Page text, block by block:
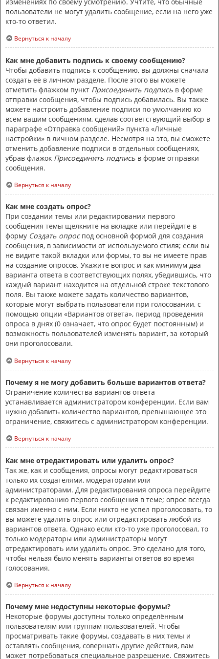
пользователи не могут удалить сообщение, если на него уже
кто-то ответил.
Вернуться к началу
Как мне добавить подпись к своему сообщению?
Чтобы добавить подпись к сообщению, вы должны сначала
создать её в личном разделе. После этого вы можете
отметить флажком пункт Присоединить подпись в форме
отправки сообщения, чтобы подпись добавилась. Вы также
можете настроить добавление подписи по умолчанию ко
всем вашим сообщениям, сделав соответствующий выбор в
параграфе «Отправка сообщений» пункта «Личные
настройки» в личном разделе. Несмотря на это, вы сможете
отменить добавление подписи в отдельных сообщениях,
убрав флажок Присоединить подпись в форме отправки
сообщения.
Вернуться к началу
Как мне создать опрос?
При создании темы или редактировании первого
сообщения темы щёлкните на вкладке или перейдите в
форму Создать опроспод основной формой для создания
сообщения, в зависимости от используемого стиля; если вы
не видите такой вкладки или формы, то вы не имеете прав
на создание опросов. Укажите вопрос и как минимум два
варианта ответа в соответствующих полях, убедившись, что
каждый вариант находится на отдельной строке текстового
поля. Вы также можете задать количество вариантов,
которые могут выбрать пользователи при голосовании, с
помощью опции «Вариантов ответа», период проведения
опроса в днях (0 означает, что опрос будет постоянным) и
возможность пользователей изменять вариант, за который
они проголосовали.
Вернуться к началу
Почему я не могу добавить больше вариантов ответа?
Ограничение количества вариантов ответа
устанавливается администратором конференции. Если вам
нужно добавить количество вариантов, превышающее это
ограничение, свяжитесь с администратором конференции.
Вернуться к началу
Как мне отредактировать или удалить опрос?
Так же, как и сообщения, опросы могут редактироваться
только их создателями, модераторами или
администраторами. Для редактирования опроса перейдите
к редактированию первого сообщения в теме; опрос всегда
связан именно с ним. Если никто не успел проголосовать, то
вы можете удалить опрос или отредактировать любой из
вариантов ответа. Однако если кто-то уже проголосовал, то
только модераторы или администраторы могут
отредактировать или удалить опрос. Это сделано для того,
чтобы нельзя было менять варианты ответов во время
голосования.
Вернуться к началу
Почему мне недоступны некоторые форумы?
Некоторые форумы доступны только определённым
пользователям или группам пользователей. Чтобы
просматривать такие форумы, создавать в них темы и
оставлять сообщения, совершать другие действия, вам
может потребоваться специальное разрешение. Свяжитесь